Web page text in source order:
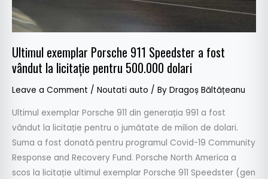
Ultimul exemplar Porsche 911 Speedster a fost
vândut la licitație pentru 500.000 dolari
Leave a Comment / Noutati auto / By Dragoș Băltățeanu
Ultimul exemplar Porsche 911 din generația 991 a fost
vândut la licitație pentru o jumătate de milion de dolari.
Suma a fost donată pentru programul Covid-19 Community
Response and Recovery Fund. Porsche North America a
scos la licitație ultimul exemplar Porsche 911 Speedster (gen
vândut
la
licitație
pentru
500.000